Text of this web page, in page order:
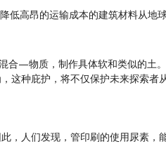
低高昂的运输成本的建筑材料从地
合—物质，制作具体软和类似的土
这种庇护，将不仅保护未来探索者
，人们发现，管印刷的使用尿素，